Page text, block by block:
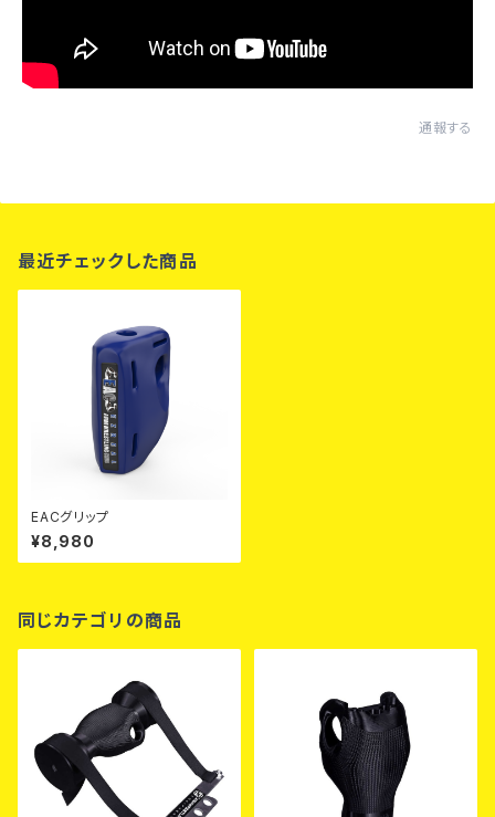
通報する
最近チェックした商品
EACグリップ
¥8,980
同じカテゴリの商品